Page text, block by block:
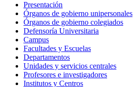
Presentación
Órganos de gobierno unipersonales
Órganos de gobierno colegiados
Defensoría Universitaria
Campus
Facultades y Escuelas
Departamentos
Unidades y servicios centrales
Profesores e investigadores
Institutos y Centros